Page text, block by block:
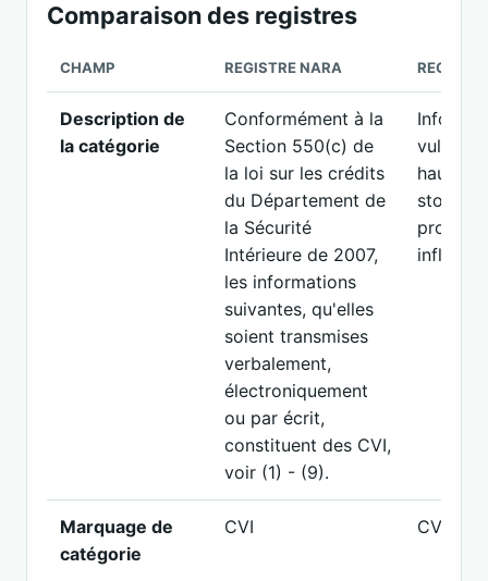
Comparaison des registres
CHAMP REGISTRE NARA
Description de
la catégorie
Conformément à la
Section 550(c) de
la loi sur les crédits
du Département de
la Sécurité
Intérieure de 2007,
les informations
suivantes, qu'elles
soient transmises
verbalement,
électroniquement
ou par écrit,
constituent des CVI,
voir (1) - (9).
haut
Marquage de
catégorie
CVI CVI